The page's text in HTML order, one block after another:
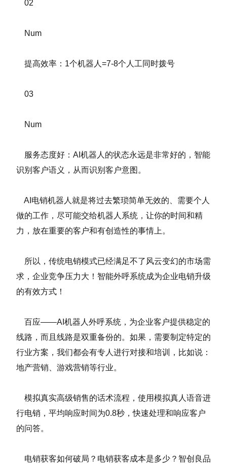
02
Num
提高效率：1个机器人=7-8个人工同时拨号
03
Num
服务态度好：AI机器人的状态永远是非常好的，智能
识别客户语义，从而识别客户意图。
AI电销机器人就是将过去繁琐简单无效的、需要个人
做的工作，尽可能交给机器人系统，让你的时间和精
力，放在重要的客户和有创造性的事情上。
所以，传统电销模式已经满足不了风云变幻的市场需
求，企业竞争压力大！智能外呼系统成为企业电销升级
的有效方式！
百应——AI机器人外呼系统，为企业客户提供稳定的
线路，而且线路是双重备份的。如果，需要制定特定的
行业方案，我们都会有专人进行对接和培训，比如说：
地产营销、游戏营销等行业。
模拟真实高级销售的话术流程，使用模拟真人语音进
行电销，平均响应时间为0.8秒，快速处理和响应客户
的问答。
电销获客如何破局？电销获客成本是多少？ 智创良品